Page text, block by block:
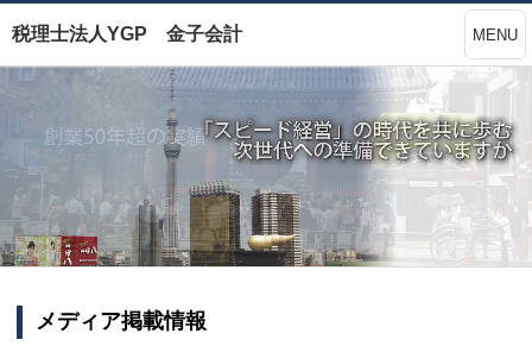
税理士法人YGP 金子会計 MENU
メディア掲載情報